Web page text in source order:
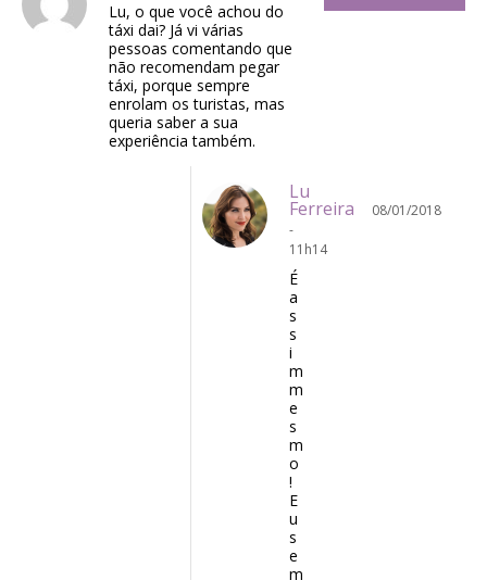
Lu, o que você achou do
táxi dai? Já vi várias
pessoas comentando que
não recomendam pegar
táxi, porque sempre
enrolam os turistas, mas
queria saber a sua
experiência também.
Lu
Ferreira
08/01/2018
-
11h14
É
a
s
s
i
m
m
e
s
m
o
!
E
u
s
e
m